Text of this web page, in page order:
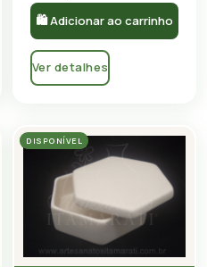
🛍 Adicionar ao carrinho
Ver detalhes
DISPONÍVEL